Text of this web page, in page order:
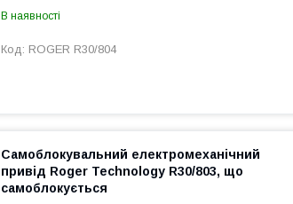
В наявності
ROGER R30/804
Самоблокувальний електромеханічний
привід Roger Technology R30/803, що
самоблокується